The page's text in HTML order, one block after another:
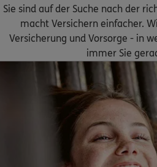
Steffen Harz
Neuer Markt 6,17389
Homepage besuchen
Lutz Köppen
Brandenburger Str. 26,
(41.1 km)
Homepage besuchen
Uwe Meißner
Sie sind auf der Suche nach der
macht Versichern einfacher.
Versicherung und Vorsorge - in
immer Sie